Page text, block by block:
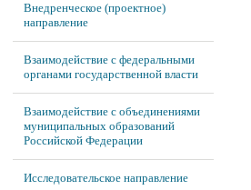
Внедренческое (проектное)
направление
Взаимодействие с федеральными
органами государственной власти
Взаимодействие с объединениями
муниципальных образований
Российской Федерации
Исследовательское направление